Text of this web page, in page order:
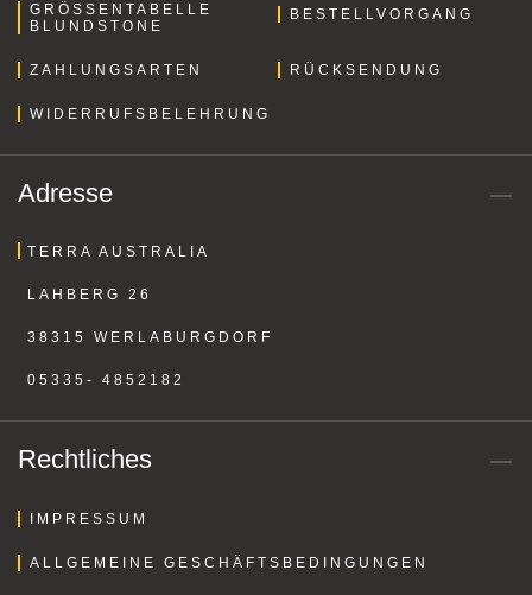
GRÖSSENTABELLE B
LUNDSTONE
BESTELLVORGANG
ZAHLUNGSARTEN RÜCKSENDUNG
WIDERRUFSBELEHRUNG
Adresse
TERRA AUSTRALIA
LAHBERG 26
38315 WERLABURGDORF
05335- 4852182
Rechtliches
IMPRESSUM
ALLGEMEINE GESCHÄFTSBEDINGUNGEN